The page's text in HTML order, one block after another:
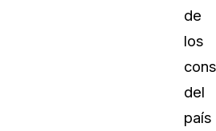
de
los
del
país